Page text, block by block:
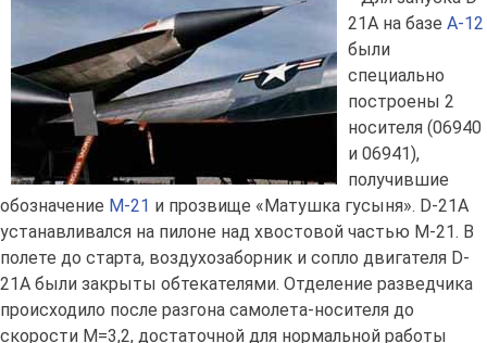
21А на базе А-12
были
специально
построены 2
носителя (06940
и 06941),
получившие
обозначение M-21 и прозвище «Матушка гусыня». D-21A
устанавливался на пилоне над хвостовой частью М-21. В
полете до старта, воздухозаборник и сопло двигателя D-
21A были закрыты обтекателями. Отделение разведчика
происходило после разгона самолета-носителя до
скорости М=3,2, достаточной для нормальной работы